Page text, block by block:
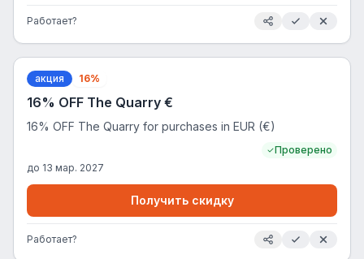
Работает?
акция 16%
16% OFF The Quarry €
16% OFF The Quarry for purchases in EUR (€)
Проверено
до 13 мар. 2027
Получить скидку
Работает?